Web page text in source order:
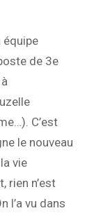
équipe
de 3e
C’est
le nouveau
vie
rien n’est
l’a vu dans